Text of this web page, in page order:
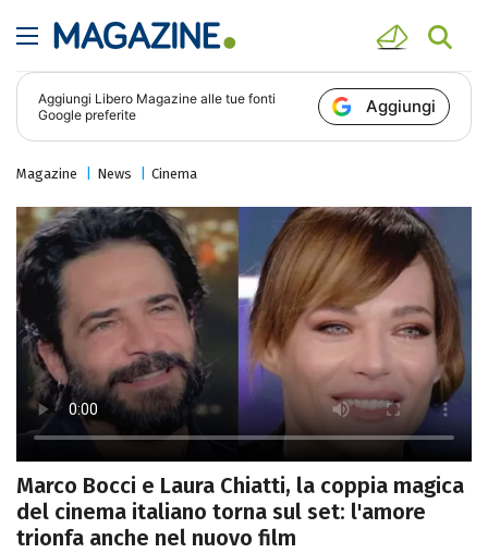
Aggiungi Libero Magazine alle tue fonti
Google preferite
Aggiungi
Magazine News Cinema
Marco Bocci e Laura Chiatti, la coppia magica
del cinema italiano torna sul set: l'amore
trionfa anche nel nuovo film